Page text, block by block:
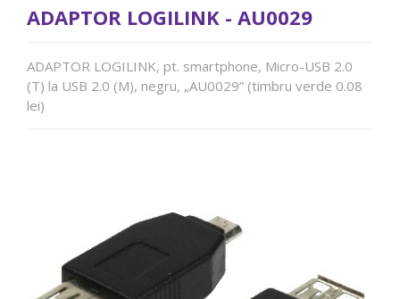
ADAPTOR LOGILINK - AU0029
ADAPTOR LOGILINK, pt. smartphone, Micro-USB 2.0
(T) la USB 2.0 (M), negru, „AU0029” (timbru verde 0.08
lei)